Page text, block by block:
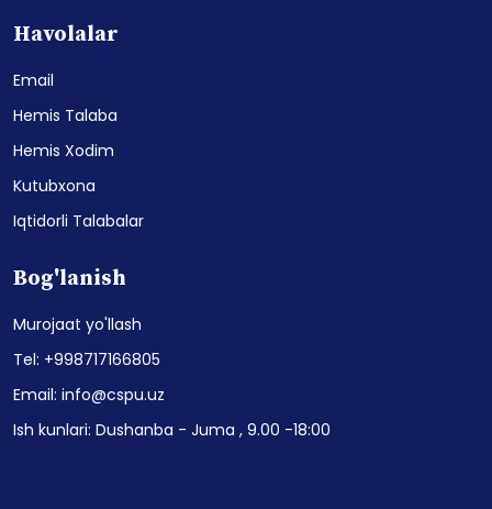
Havolalar
Email
Hemis Talaba
Hemis Xodim
Kutubxona
Iqtidorli Talabalar
Bog'lanish
Murojaat yo'llash
Tel: +998717166805
Email: info@cspu.uz
Ish kunlari: Dushanba - Juma , 9.00 -18:00